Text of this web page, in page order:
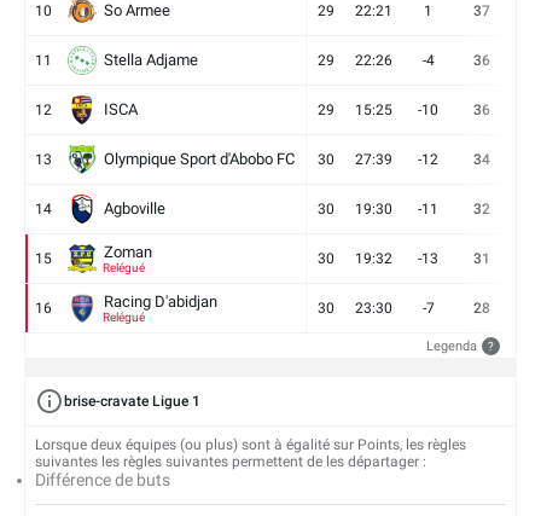
10 So Armee 29 22:21 1 37
11 Stella Adjame 29 22:26 -4 36
12 ISCA 29 15:25 -10 36
13 Olympique Sport d'Abobo FC 30 27:39 -12 34
14 Agboville 30 19:30 -11 32
15 Zoman
Relégué
30 19:32 -13 31
16 Racing D'abidjan
Relégué
30 23:30 -7 28
Legenda ?
brise-cravate Ligue 1
Lorsque deux équipes (ou plus) sont à égalité sur Points, les règles
suivantes les règles suivantes permettent de les départager :
Différence de buts